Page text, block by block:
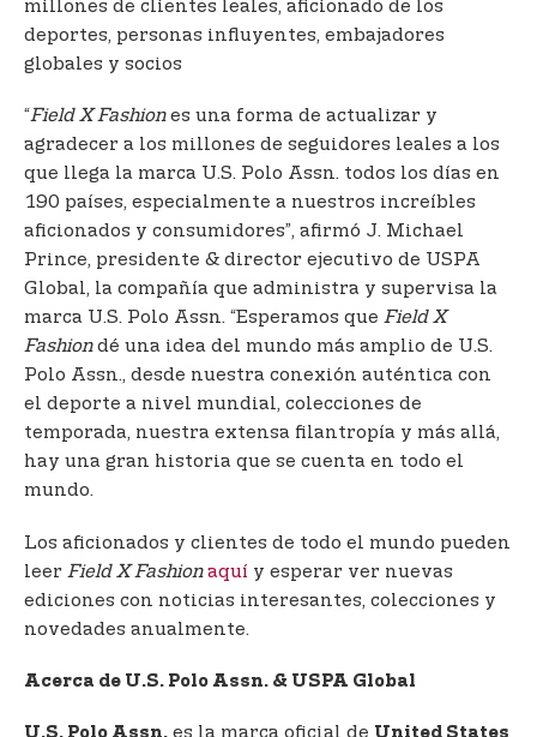
millones de clientes leales, aficionado de los
deportes, personas influyentes, embajadores
globales y socios
“Field X Fashiones una forma de actualizar y
agradecer a los millones de seguidores leales a los
que llega la marca U.S. Polo Assn. todos los días en
190 países, especialmente a nuestros increíbles
aficionados y consumidores”, afirmó J. Michael
Prince, presidente & director ejecutivo de USPA
Global, la compañía que administra y supervisa la
marca U.S. Polo Assn. “Esperamos que Field X
Fashiondé una idea del mundo más amplio de U.S.
Polo Assn., desde nuestra conexión auténtica con
el deporte a nivel mundial, colecciones de
temporada, nuestra extensa filantropía y más allá,
hay una gran historia que se cuenta en todo el
mundo.
Los aficionados y clientes de todo el mundo pueden
leer Field X Fashion aquí y esperar ver nuevas
ediciones con noticias interesantes, colecciones y
novedades anualmente.
Acerca de U.S. Polo Assn. & USPA Global
es la marca oficial de